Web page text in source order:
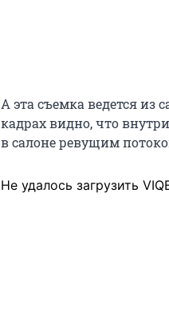
А эта съемка ведется
кадрах видно, что
в салоне ревущим
Не удалось загрузить